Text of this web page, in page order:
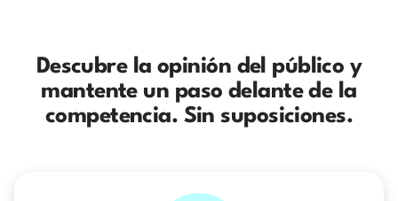
Descubre la opinión del público y
mantente un paso delante de la
competencia. Sin suposiciones.